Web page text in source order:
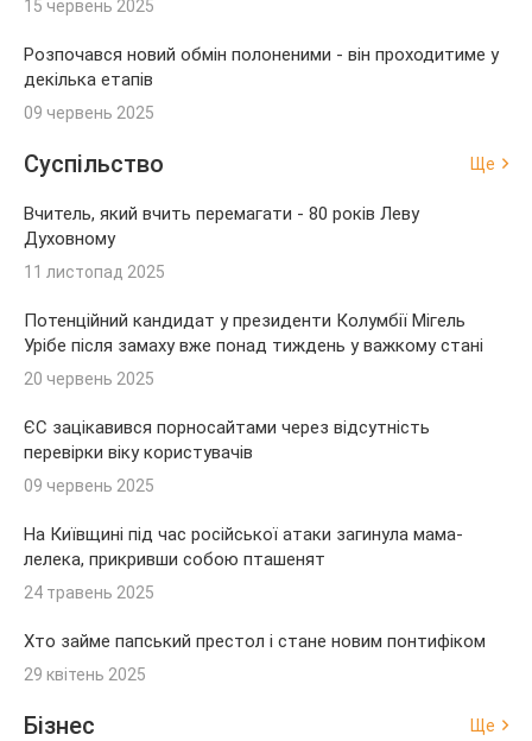
15 червень 2025
Розпочався новий обмін полоненими - він проходитиме у
декілька етапів
09 червень 2025
Суспільство Ще
Вчитель, який вчить перемагати - 80 років Леву
Духовному
11 листопад 2025
Потенційний кандидат у президенти Колумбії Мігель
Урібе після замаху вже понад тиждень у важкому стані
20 червень 2025
ЄС зацікавився порносайтами через відсутність
перевірки віку користувачів
09 червень 2025
На Київщині під час російської атаки загинула мама-
лелека, прикривши собою пташенят
24 травень 2025
Хто займе папський престол і стане новим понтифіком
29 квітень 2025
Бізнес Ще